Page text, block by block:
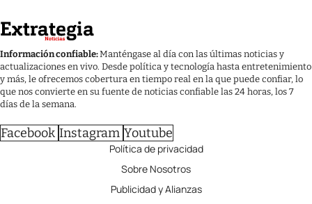
Información confiable:Manténgase al día con las últimas noticias y
actualizaciones en vivo. Desde política y tecnología hasta entretenimiento
y más, le ofrecemos cobertura en tiempo real en la que puede confiar, lo
que nos convierte en su fuente de noticias confiable las 24 horas, los 7
días de la semana.
Facebook Instagram Youtube
Política de privacidad
Sobre Nosotros
Publicidad y Alianzas